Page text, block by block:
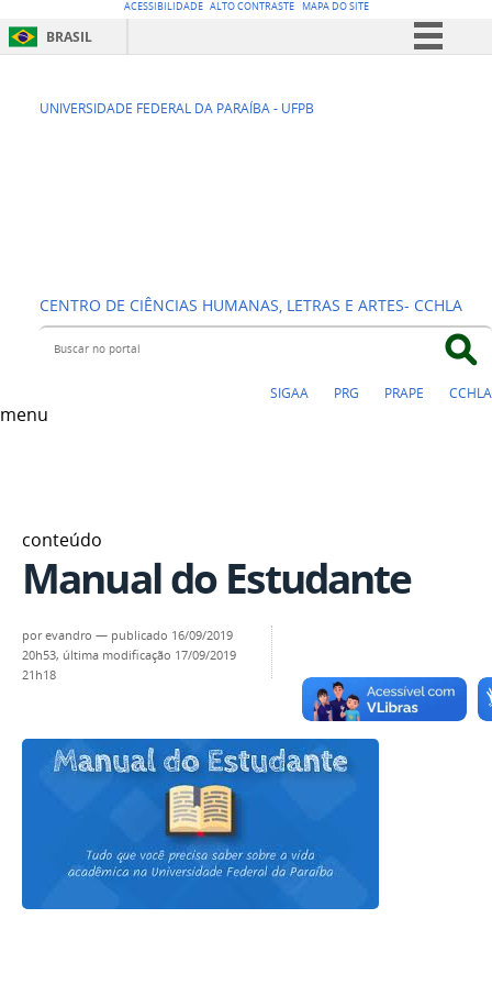
ACESSIBILIDADE ALTO CONTRASTE MAPA DO SITE
BRASIL
Comunica BR
UNIVERSIDADE FEDERAL DA PARAÍBA - UFPB
SIAG - SECRETARIA
CENTRO DE CIÊNCIAS HUMANAS, LETRAS E ARTES- CCHLA
Buscar no portal
SIGAA PRG PRAPE CCHLA
menu
conteúdo
Manual do Estudante
porevandro — publicado 16/09/2019
20h53, última modificação 17/09/2019
21h18